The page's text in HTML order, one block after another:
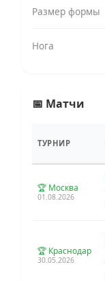
Размер формы
Нога
📅 Матчи
ТУРНИР
🏆 Москва
01.08.2026
🏆 Краснодар
30.05.2026